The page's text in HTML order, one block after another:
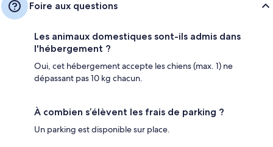
Foire aux questions
Les animaux domestiques sont-ils admis dans
l'hébergement ?
Oui, cet hébergement accepte les chiens (max. 1) ne
dépassant pas 10 kg chacun.
À combien s’élèvent les frais de parking ?
Un parking est disponible sur place.